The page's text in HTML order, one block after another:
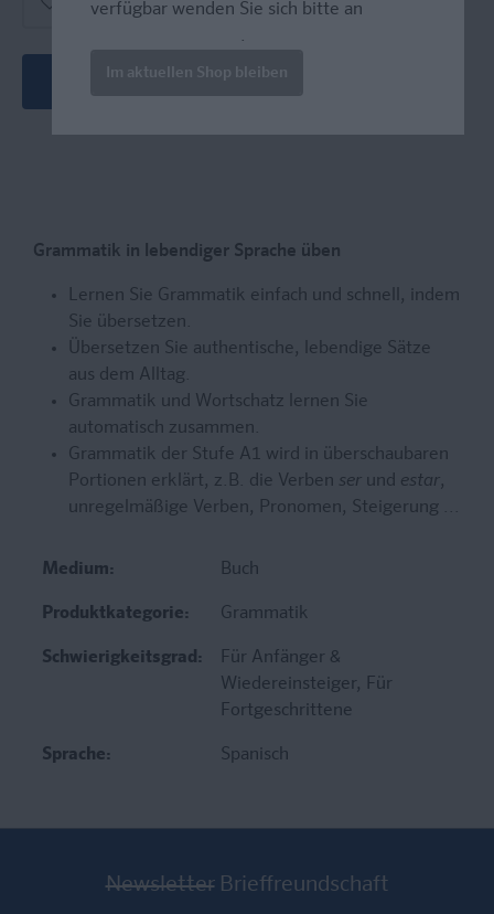
Neueste Ausgabe
Grammatik in lebendiger Sprache üben
Lernen Sie Grammatik einfach und schnell, indem
Sie übersetzen.
Übersetzen Sie authentische, lebendige Sätze
aus dem Alltag.
Grammatik und Wortschatz lernen Sie
automatisch zusammen.
Grammatik der Stufe A1 wird in überschaubaren
Portionen erklärt, z.B. die Verben ser und estar,
unregelmäßige Verben, Pronomen, Steigerung ...
Medium: Buch
Produktkategorie: Grammatik
Schwierigkeitsgrad:
Für Anfänger &
Wiedereinsteiger, Für
Fortgeschrittene
Sprache: Spanisch
Newsletter Brieffreundschaft
verfügbar wenden Sie sich bitte an
.
Im aktuellen Shop bleiben